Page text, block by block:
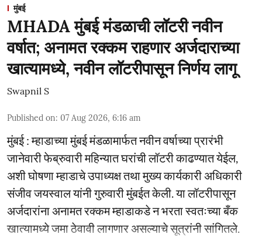
मुंबई
MHADA मुंबई मंडळाची लॉटरी नवीन
वर्षात; अनामत रक्कम राहणार अर्जदाराच्या
खात्यामध्ये, नवीन लॉटरीपासून निर्णय लागू
Swapnil S
Published on: 07 Aug 2026, 6:16 am
मुंबई : म्हाडाच्या मुंबई मंडळामार्फत नवीन वर्षाच्या प्रारंभी
जानेवारी फेब्रुवारी महिन्यात घरांची लॉटरी काढण्यात येईल,
अशी घोषणा म्हाडाचे उपाध्यक्ष तथा मुख्य कार्यकारी अधिकारी
संजीव जयस्वाल यांनी गुरुवारी मुंबईत केली. या लॉटरीपासून
अर्जदारांना अनामत रक्कम म्हाडाकडे न भरता स्वतःच्या बँक
खात्यामध्ये जमा ठेवावी लागणार असल्याचे सूत्रांनी सांगितले.